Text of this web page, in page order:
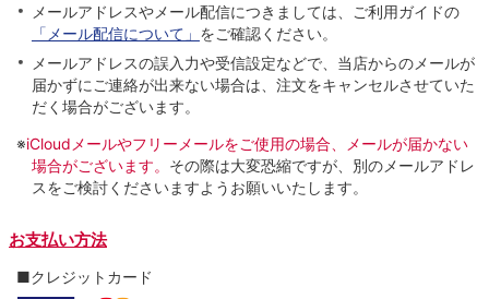
メールアドレスやメール配信につきましては、ご利用ガイドの
「メール配信について」 をご確認ください。
メールアドレスの誤入力や受信設定などで、当店からのメールが
届かずにご連絡が出来ない場合は、注文をキャンセルさせていた
だく場合がございます。
※iCloudメールやフリーメールをご使用の場合、メールが届かない
場合がございます。 その際は大変恐縮ですが、別のメールアドレ
スをご検討くださいますようお願いいたします。
お支払い方法
■クレジットカード